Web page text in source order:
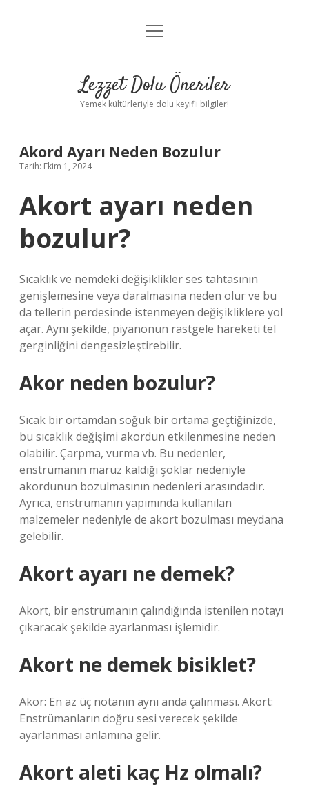
Anasayfa
Yasal Uyarı
menüyü
Lezzet Dolu Öneriler
Yemek kültürleriyle dolu keyifli bilgiler!
Akord Ayarı Neden Bozulur
Tarih: Ekim 1, 2024
Akort ayarı neden
bozulur?
Sıcaklık ve nemdeki değişiklikler ses tahtasının
genişlemesine veya daralmasına neden olur ve bu
da tellerin perdesinde istenmeyen değişikliklere yol
açar. Aynı şekilde, piyanonun rastgele hareketi tel
gerginliğini dengesizleştirebilir.
Akor neden bozulur?
Sıcak bir ortamdan soğuk bir ortama geçtiğinizde,
bu sıcaklık değişimi akordun etkilenmesine neden
olabilir. Çarpma, vurma vb. Bu nedenler,
enstrümanın maruz kaldığı şoklar nedeniyle
akordunun bozulmasının nedenleri arasındadır.
Ayrıca, enstrümanın yapımında kullanılan
malzemeler nedeniyle de akort bozulması meydana
gelebilir.
Akort ayarı ne demek?
Akort, bir enstrümanın çalındığında istenilen notayı
çıkaracak şekilde ayarlanması işlemidir.
Akort ne demek bisiklet?
Akor: En az üç notanın aynı anda çalınması. Akort:
Enstrümanların doğru sesi verecek şekilde
ayarlanması anlamına gelir.
Akort aleti kaç Hz olmalı?